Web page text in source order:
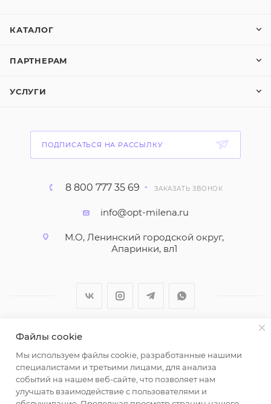
КАТАЛОГ
ПАРТНЕРАМ
УСЛУГИ
ПОДПИСАТЬСЯ НА РАССЫЛКУ
8 800 777 35 69 ЗАКАЗАТЬ ЗВОНОК
info@opt-milena.ru
М.О, Ленинский городской округ,
Апаринки, вл1
2026 © ООО "Вайт Текстиль групп"
Любая информация на сайте носит справочный
характер и не является публичной офертой
определяемой положениями пункта 2 статьи 437
Гражданского кодекса Российской Федерации.
Файлы cookie
Мы используем файлы cookie, разработанные нашими
специалистами и третьими лицами, для анализа
событий на нашем веб-сайте, что позволяет нам
улучшать взаимодействие с пользователями и